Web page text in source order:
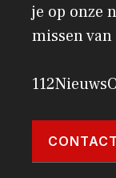
je op onze
missen
CONTACT